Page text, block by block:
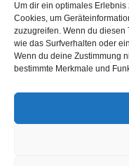
Um dir ein optimales
Cookies, um
zuzugreifen. Wenn du diesen
wie das Surfverhalten oder
Wenn du deine Zustimmung
bestimmte Merkmale und
Events & Success
Breaking News
Aktuelles
Featured Article
Karriere